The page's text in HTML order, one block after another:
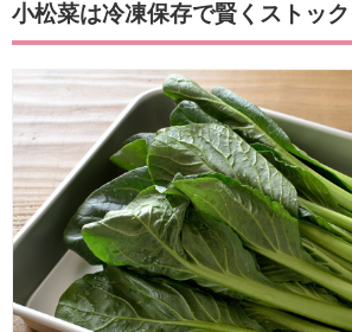
小松菜は冷凍保存で賢くストック